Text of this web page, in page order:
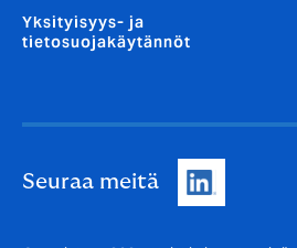
Yksityisyys- ja
tietosuojakäytännöt
Seuraa meitä